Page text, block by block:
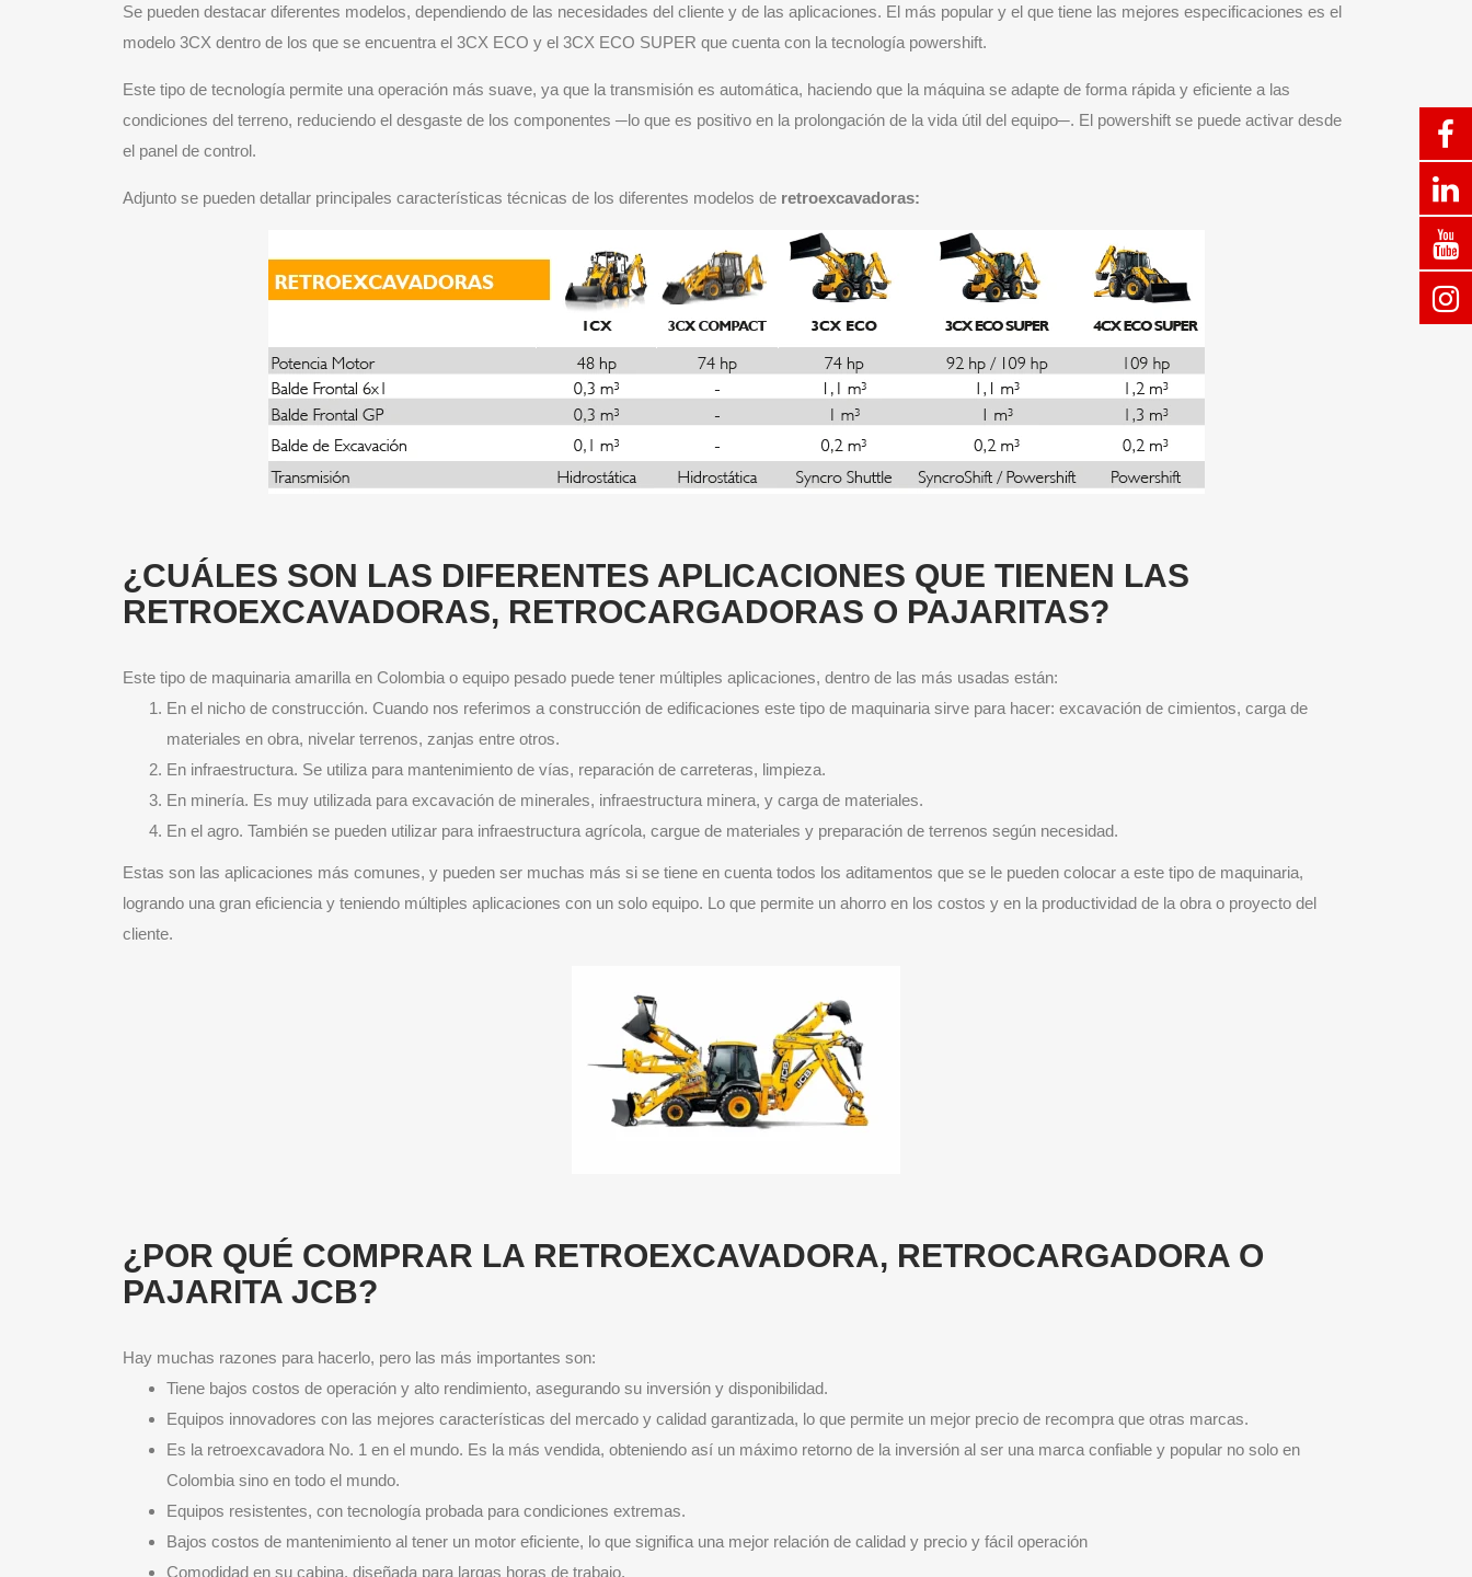
Se pueden destacar diferentes modelos, dependiendo de las necesidades del cliente y de las aplicaciones. El más popular y el que tiene las mejores especificaciones es el
modelo 3CX dentro de los que se encuentra el 3CX ECO y el 3CX ECO SUPER que cuenta con la tecnología powershift.
Este tipo de tecnología permite una operación más suave, ya que la transmisión es automática, haciendo que la máquina se adapte de forma rápida y eficiente a las
condiciones del terreno, reduciendo el desgaste de los componentes ─lo que es positivo en la prolongación de la vida útil del equipo─. El powershift se puede activar desde
el panel de control.
Adjunto se pueden detallar principales características técnicas de los diferentes modelos de retroexcavadoras:
¿CUÁLES SON LAS DIFERENTES APLICACIONES QUE TIENEN LAS
RETROEXCAVADORAS, RETROCARGADORAS O PAJARITAS?
Este tipo de maquinaria amarilla en Colombia o equipo pesado puede tener múltiples aplicaciones, dentro de las más usadas están:
En el nicho de construcción. Cuando nos referimos a construcción de edificaciones este tipo de maquinaria sirve para hacer: excavación de cimientos, carga de
materiales en obra, nivelar terrenos, zanjas entre otros.
En infraestructura. Se utiliza para mantenimiento de vías, reparación de carreteras, limpieza.
En minería. Es muy utilizada para excavación de minerales, infraestructura minera, y carga de materiales.
En el agro. También se pueden utilizar para infraestructura agrícola, cargue de materiales y preparación de terrenos según necesidad.
Estas son las aplicaciones más comunes, y pueden ser muchas más si se tiene en cuenta todos los aditamentos que se le pueden colocar a este tipo de maquinaria,
logrando una gran eficiencia y teniendo múltiples aplicaciones con un solo equipo. Lo que permite un ahorro en los costos y en la productividad de la obra o proyecto del
cliente.
¿POR QUÉ COMPRAR LA RETROEXCAVADORA, RETROCARGADORA O
PAJARITA JCB?
Hay muchas razones para hacerlo, pero las más importantes son:
Tiene bajos costos de operación y alto rendimiento, asegurando su inversión y disponibilidad.
Equipos innovadores con las mejores características del mercado y calidad garantizada, lo que permite un mejor precio de recompra que otras marcas.
Es la retroexcavadora No. 1 en el mundo. Es la más vendida, obteniendo así un máximo retorno de la inversión al ser una marca confiable y popular no solo en
Colombia sino en todo el mundo.
Equipos resistentes, con tecnología probada para condiciones extremas.
Bajos costos de mantenimiento al tener un motor eficiente, lo que significa una mejor relación de calidad y precio y fácil operación
Comodidad en su cabina, diseñada para largas horas de trabajo.